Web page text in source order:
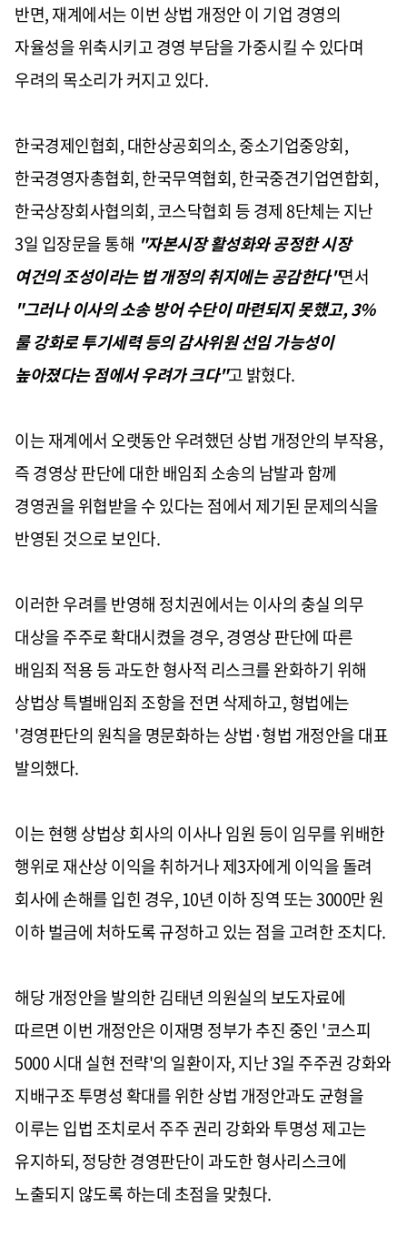
반면, 재계에서는 이번 상법 개정안 이 기업 경영의
자율성을 위축시키고 경영 부담을 가중시킬 수 있다며
우려의 목소리가 커지고 있다.
한국경제인협회, 대한상공회의소, 중소기업중앙회,
한국경영자총협회, 한국무역협회, 한국중견기업연합회,
한국상장회사협의회, 코스닥협회 등 경제 8단체는 지난
3일 입장문을 통해 "자본시장 활성화와 공정한 시장
여건의 조성이라는 법 개정의 취지에는 공감한다"면서
"그러나 이사의 소송 방어 수단이 마련되지 못했고, 3%
룰 강화로 투기세력 등의 감사위원 선임 가능성이
높아졌다는 점에서 우려가 크다"고 밝혔다.
이는 재계에서 오랫동안 우려했던 상법 개정안의 부작용,
즉 경영상 판단에 대한 배임죄 소송의 남발과 함께
경영권을 위협받을 수 있다는 점에서 제기된 문제의식을
반영된 것으로 보인다.
이러한 우려를 반영해 정치권에서는 이사의 충실 의무
대상을 주주로 확대시켰을 경우, 경영상 판단에 따른
배임죄 적용 등 과도한 형사적 리스크를 완화하기 위해
상법상 특별배임죄 조항을 전면 삭제하고, 형법에는
'경영판단의 원칙을 명문화하는 상법·형법 개정안을 대표
발의했다.
이는 현행 상법상 회사의 이사나 임원 등이 임무를 위배한
행위로 재산상 이익을 취하거나 제3자에게 이익을 돌려
회사에 손해를 입힌 경우, 10년 이하 징역 또는 3000만 원
이하 벌금에 처하도록 규정하고 있는 점을 고려한 조치다.
해당 개정안을 발의한 김태년 의원실의 보도자료에
따르면 이번 개정안은 이재명 정부가 추진 중인 '코스피
5000 시대 실현 전략'의 일환이자, 지난 3일 주주권 강화와
지배구조 투명성 확대를 위한 상법 개정안과도 균형을
이루는 입법 조치로서 주주 권리 강화와 투명성 제고는
유지하되, 정당한 경영판단이 과도한 형사리스크에
노출되지 않도록 하는데 초점을 맞췄다.